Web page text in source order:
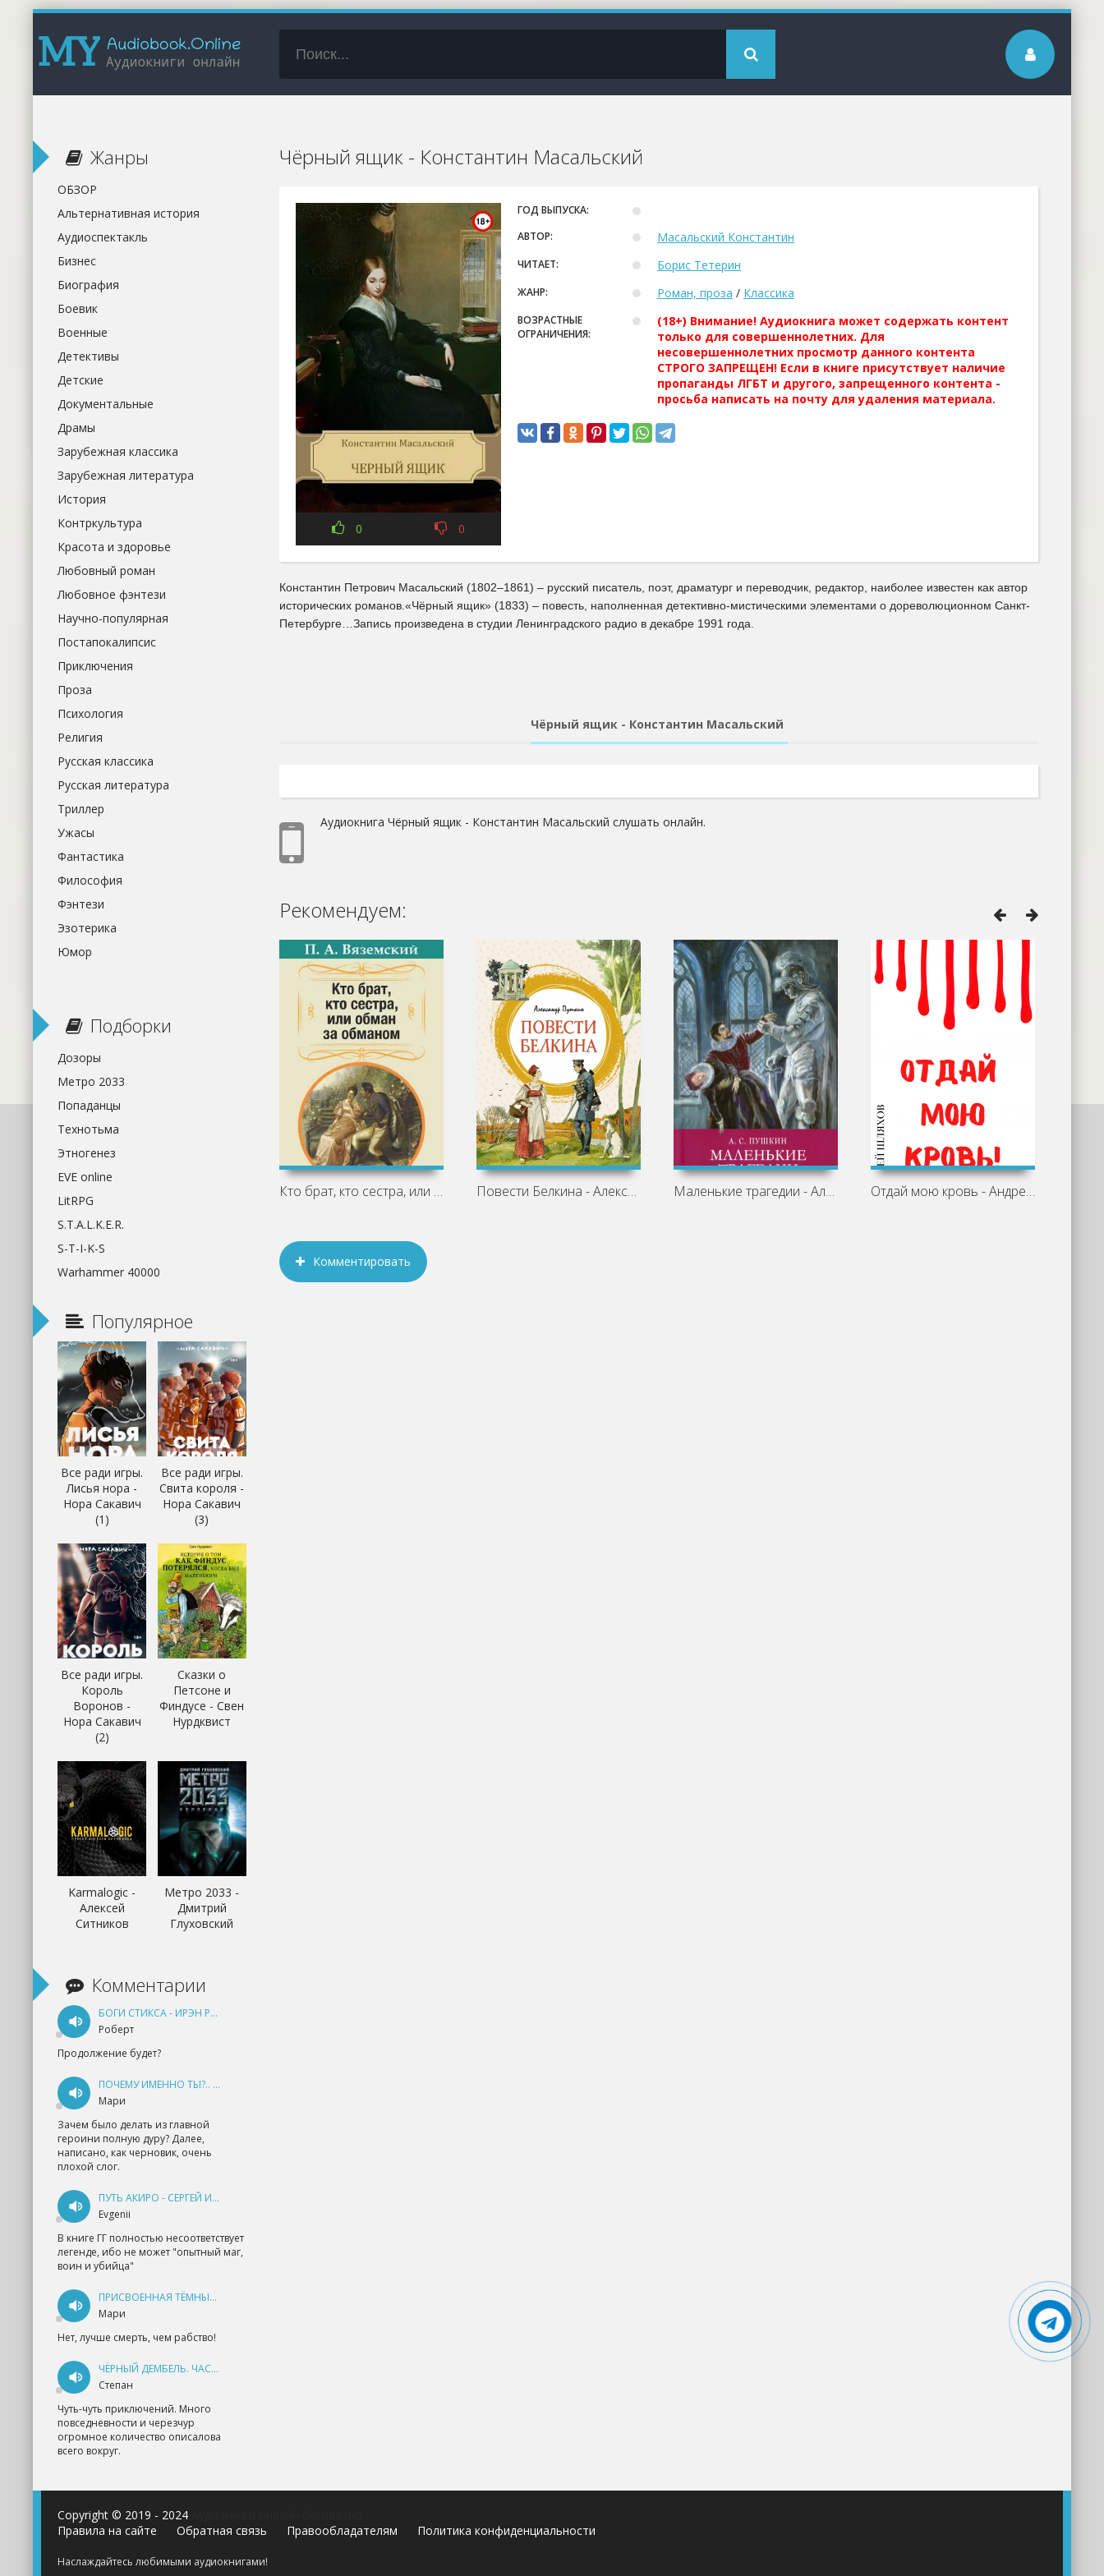
Чёрный ящик - Константин Масальский
0 0
ГОД ВЫПУСКА:
АВТОР:
Масальский Константин
ЧИТАЕТ: Борис Тетерин
ЖАНР: Роман, проза / Классика
ВОЗРАСТНЫЕ
ОГРАНИЧЕНИЯ:
(18+) Внимание! Аудиокнига может содержать контент
только для совершеннолетних. Для
несовершеннолетних просмотр данного контента
СТРОГО ЗАПРЕЩЕН! Если в книге присутствует наличие
пропаганды ЛГБТ и другого, запрещенного контента -
просьба написать на почту для удаления материала.
Константин Петрович Масальский (1802–1861) – русский писатель, поэт, драматург и переводчик, редактор, наиболее известен как автор
исторических романов.«Чёрный ящик» (1833) – повесть, наполненная детективно-мистическими элементами о дореволюционном Санкт-
Петербурге…Запись произведена в студии Ленинградского радио в декабре 1991 года.
Чёрный ящик - Константин Масальский
Аудиокнига Чёрный ящик - Константин Масальский слушать онлайн.
Рекомендуем:
Кто брат, кто сестра, или Обман за Повести Белкина - Александр Пушкин Маленькие трагедии - Александр Пушкин Отдай мою кровь - Андрей Шляхов
Комментировать
Жанры
ОБЗОР
Альтернативная история
Аудиоспектакль
Бизнес
Биография
Боевик
Военные
Детективы
Детские
Документальные
Драмы
Зарубежная классика
Зарубежная литература
История
Контркультура
Красота и здоровье
Любовный роман
Любовное фэнтези
Научно-популярная
Постапокалипсис
Приключения
Проза
Психология
Религия
Русская классика
Русская литература
Триллер
Ужасы
Фантастика
Философия
Фэнтези
Эзотерика
Юмор
Подборки
Дозоры
Метро 2033
Попаданцы
Технотьма
Этногенез
EVE online
LitRPG
S.T.A.L.K.E.R.
S-T-I-K-S
Warhammer 40000
Популярное
Все ради игры.
Лисья нора -
Нора Сакавич
(1)
Все ради игры.
Свита короля -
Нора Сакавич
(3)
Все ради игры.
Король
Воронов -
Нора Сакавич
(2)
Сказки о
Петсоне и
Финдусе - Свен
Нурдквист
Karmalogic -
Алексей
Ситников
Метро 2033 -
Дмитрий
Глуховский
Комментарии
БОГИ СТИКСА - ИРЭН РУДКЕВИЧ
Роберт
Продолжение будет?
ПОЧЕМУ ИМЕННО ТЫ?.. КНИГА 1 - ЕКАТЕРИНА ЮДИНА
Мари
Зачем было делать из главной
героини полную дуру? Далее,
написано, как черновик, очень
плохой слог.
ПУТЬ АКИРО - СЕРГЕЙ ИЗМАЙЛОВ
Evgenii
В книге ГГ полностью несоответствует
легенде, ибо не может "опытный маг,
воин и убийца"
ПРИСВОЕННАЯ ТЁМНЫМ. ПРОКЛЯТАЯ ЛЮБОВЬ - АННА ГЕРР
Мари
Нет, лучше смерть, чем рабство!
ЧЁРНЫЙ ДЕМБЕЛЬ. ЧАСТЬ 1 - АНДРЕЙ ФЕДИН
Степан
Чуть-чуть приключений. Много
повседневности и черезчур
огромное количество описалова
всего вокруг.
Copyright © 2019 - 2024
Правила на сайте
Обратная связь Правообладателям Политика конфиденциальности
Наслаждайтесь любимыми аудиокнигами!